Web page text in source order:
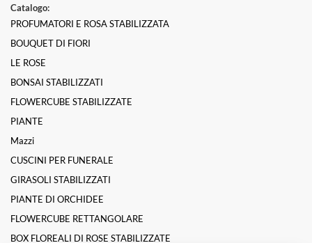
Catalogo:
PROFUMATORI E ROSA STABILIZZATA
BOUQUET DI FIORI
LE ROSE
BONSAI STABILIZZATI
FLOWERCUBE STABILIZZATE
PIANTE
Mazzi
CUSCINI PER FUNERALE
GIRASOLI STABILIZZATI
PIANTE DI ORCHIDEE
FLOWERCUBE RETTANGOLARE
BOX FLOREALI DI ROSE STABILIZZATE